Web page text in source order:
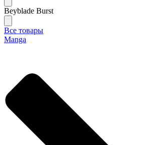
Beyblade Burst
Все товары
Manga